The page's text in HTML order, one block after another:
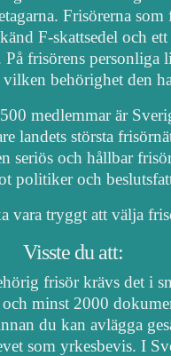
Frisörerna som
F-skattsedel och
På frisörens personliga
vilken behörighet den
medlemmar är
landets största
seriös och hållbar
politiker och
vara tryggt att välja
Visste du att:
frisör krävs det i
minst 2000
du kan avlägga
som yrkesbevis. I